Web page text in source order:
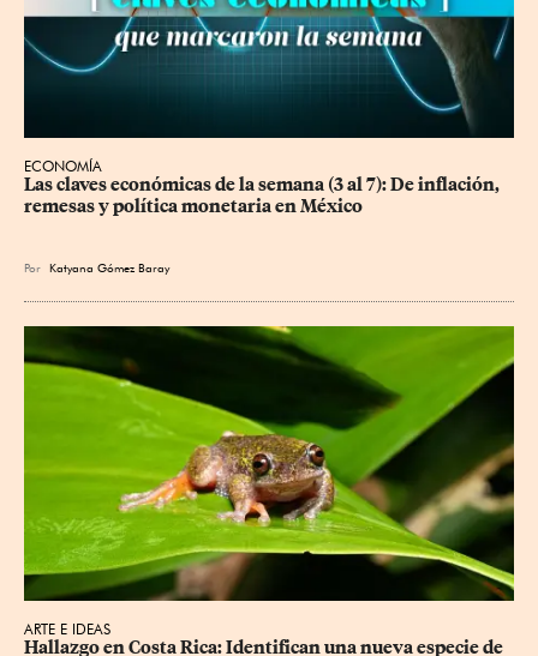
ECONOMÍA
Las claves económicas de la semana (3 al 7): De inflación,
remesas y política monetaria en México
Por Katyana Gómez Baray
ARTE E IDEAS
Hallazgo en Costa Rica: Identifican una nueva especie de